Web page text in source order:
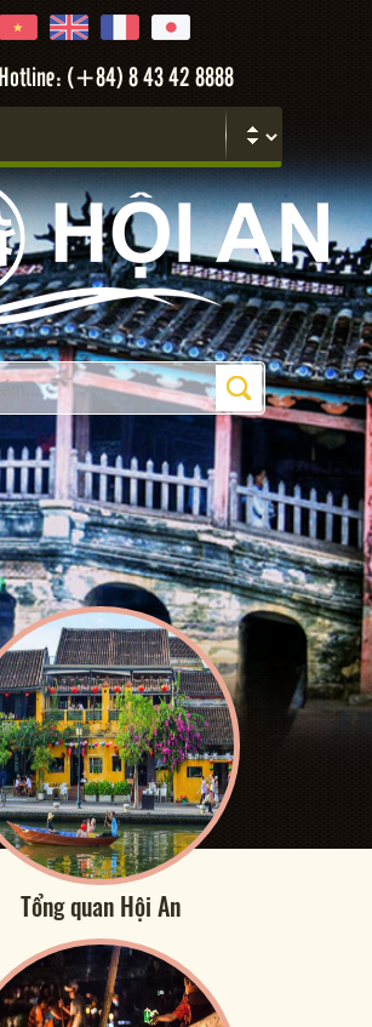
Hotline: (+84) 8 43 42 8888
Tổng quan Hội An